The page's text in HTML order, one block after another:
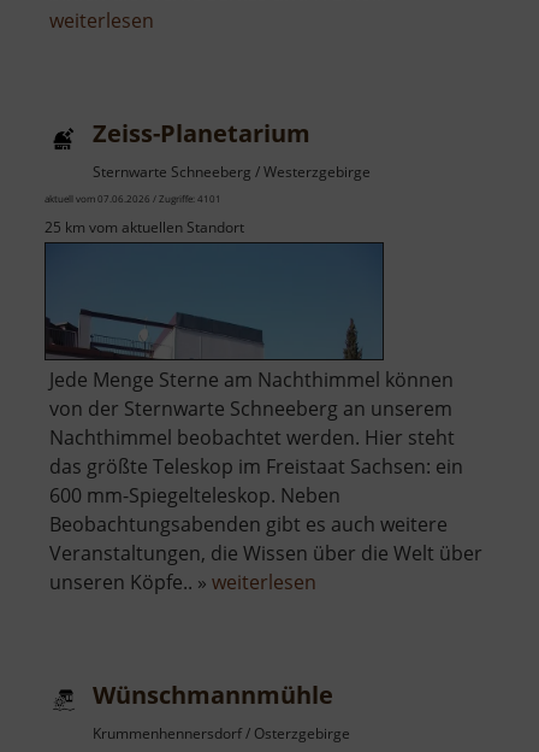
weiterlesen
Zeiss-Planetarium
Sternwarte Schneeberg / Westerzgebirge
aktuell vom 07.06.2026 / Zugriffe: 4101
25 km vom aktuellen Standort
Jede Menge Sterne am Nachthimmel können
von der Sternwarte Schneeberg an unserem
Nachthimmel beobachtet werden. Hier steht
das größte Teleskop im Freistaat Sachsen: ein
600 mm-Spiegelteleskop. Neben
Beobachtungsabenden gibt es auch weitere
Veranstaltungen, die Wissen über die Welt über
unseren Köpfe.. » weiterlesen
Wünschmannmühle
Krummenhennersdorf / Osterzgebirge